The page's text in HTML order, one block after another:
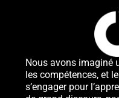
Nous avons imaginé
les compétences, et
s’engager pour